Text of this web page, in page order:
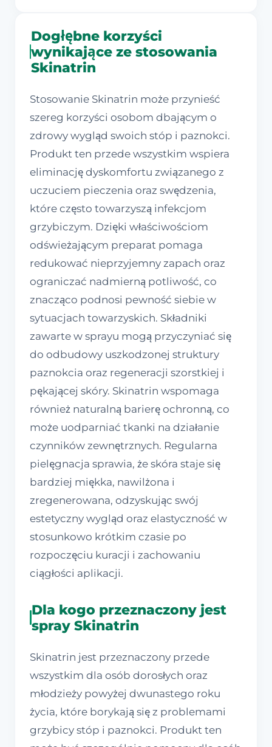
Dogłębne korzyści
wynikające ze stosowania
Skinatrin
Stosowanie Skinatrin może przynieść
szereg korzyści osobom dbającym o
zdrowy wygląd swoich stóp i paznokci.
Produkt ten przede wszystkim wspiera
eliminację dyskomfortu związanego z
uczuciem pieczenia oraz swędzenia,
które często towarzyszą infekcjom
grzybiczym. Dzięki właściwościom
odświeżającym preparat pomaga
redukować nieprzyjemny zapach oraz
ograniczać nadmierną potliwość, co
znacząco podnosi pewność siebie w
sytuacjach towarzyskich. Składniki
zawarte w sprayu mogą przyczyniać się
do odbudowy uszkodzonej struktury
paznokcia oraz regeneracji szorstkiej i
pękającej skóry. Skinatrin wspomaga
również naturalną barierę ochronną, co
może uodparniać tkanki na działanie
czynników zewnętrznych. Regularna
pielęgnacja sprawia, że skóra staje się
bardziej miękka, nawilżona i
zregenerowana, odzyskując swój
estetyczny wygląd oraz elastyczność w
stosunkowo krótkim czasie po
rozpoczęciu kuracji i zachowaniu
ciągłości aplikacji.
Dla kogo przeznaczony jest
spray Skinatrin
Skinatrin jest przeznaczony przede
wszystkim dla osób dorosłych oraz
młodzieży powyżej dwunastego roku
życia, które borykają się z problemami
grzybicy stóp i paznokci. Produkt ten